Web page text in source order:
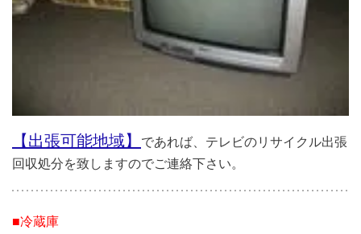
【出張可能地域】
であれば、テレビのリサイクル出張
回収処分を致しますのでご連絡下さい。
■冷蔵庫